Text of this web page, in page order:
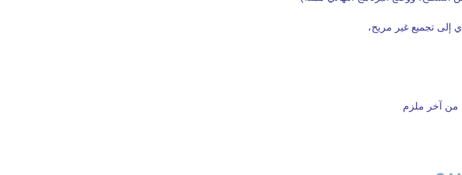
إلى تجميع غير مريح،
من آخر ملزم